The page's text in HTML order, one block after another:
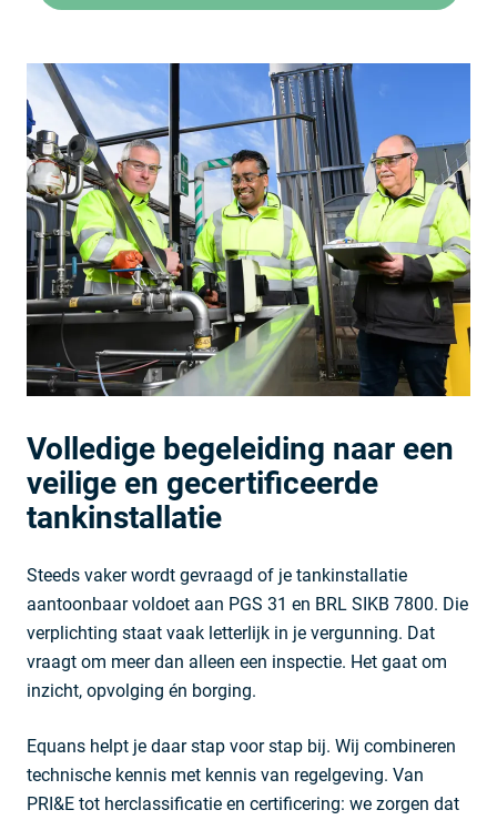
Volledige begeleiding naar een
veilige en gecertificeerde
tankinstallatie
Steeds vaker wordt gevraagd of je tankinstallatie
aantoonbaar voldoet aan PGS 31 en BRL SIKB 7800. Die
verplichting staat vaak letterlijk in je vergunning. Dat
vraagt om meer dan alleen een inspectie. Het gaat om
inzicht, opvolging én borging.
Equans helpt je daar stap voor stap bij. Wij combineren
technische kennis met kennis van regelgeving. Van
PRI&E tot herclassificatie en certificering: we zorgen dat